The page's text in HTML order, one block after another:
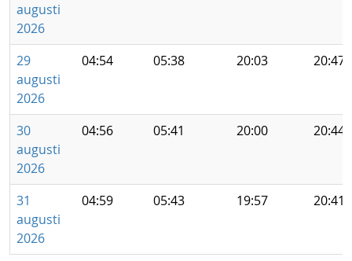
augusti
2026
29
augusti
2026
04:54 05:38 20:03 20:47
30
augusti
2026
04:56 05:41 20:00 20:44
31
augusti
2026
04:59 05:43 19:57 20:41